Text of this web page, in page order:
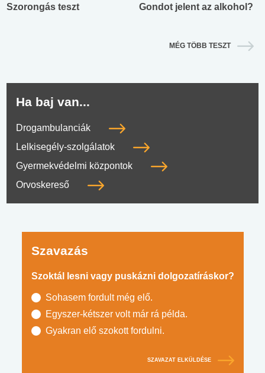
Szorongás teszt Gondot jelent az alkohol?
MÉG TÖBB TESZT
Ha baj van...
Drogambulanciák
Lelkisegély-szolgálatok
Gyermekvédelmi központok
Orvoskereső
Szavazás
Szoktál lesni vagy puskázni dolgozatíráskor?
Sohasem fordult még elő.
Egyszer-kétszer volt már rá példa.
Gyakran elő szokott fordulni.
SZAVAZAT ELKÜLDÉSE